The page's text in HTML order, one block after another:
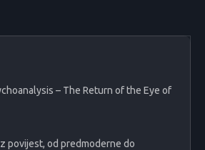
– The Return of the Eye of
povijest, od predmoderne do